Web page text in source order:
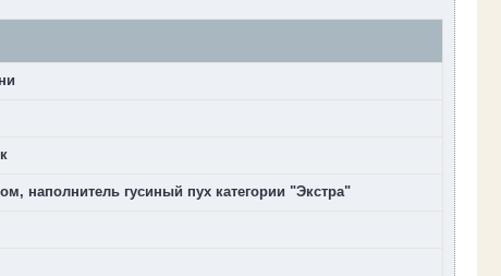
наполнитель гусиный пух категории "Экстра"